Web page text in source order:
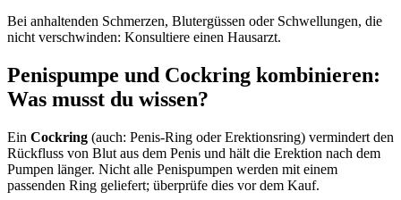
Bei anhaltenden Schmerzen, Blutergüssen oder Schwellungen, die
nicht verschwinden: Konsultiere einen Hausarzt.
Penispumpe und Cockring kombinieren:
Was musst du wissen?
Ein Cockring (auch: Penis-Ring oder Erektionsring) vermindert den
Rückfluss von Blut aus dem Penis und hält die Erektion nach dem
Pumpen länger. Nicht alle Penispumpen werden mit einem
passenden Ring geliefert; überprüfe dies vor dem Kauf.